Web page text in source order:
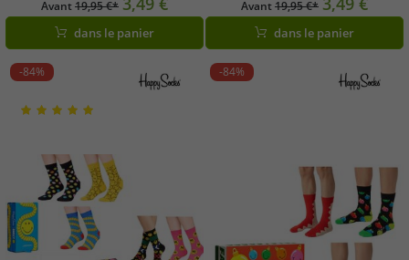
Avant19,95 €*
dans le panier
Avant19,95 €*
dans le panier
-84% -84%